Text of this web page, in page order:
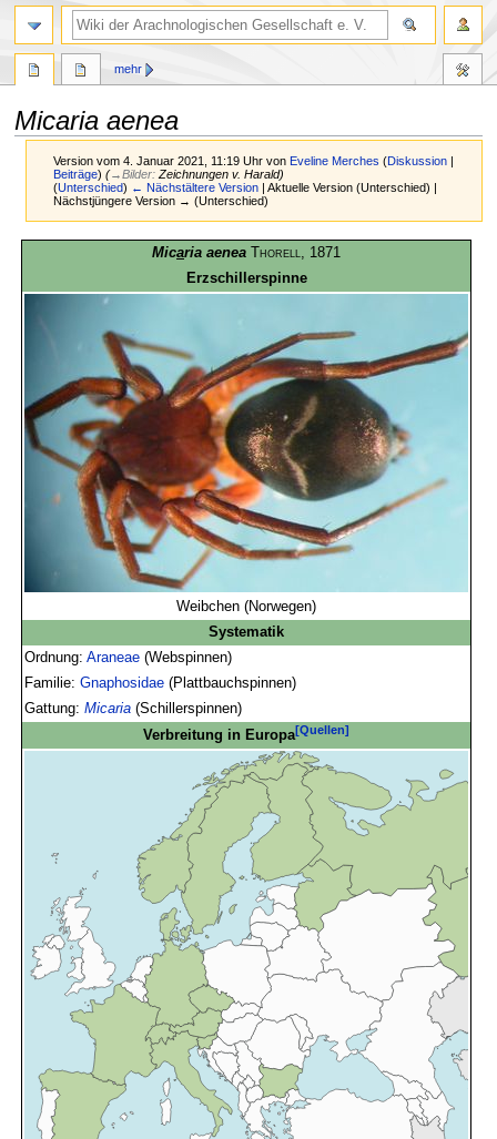
Micaria aenea
Version vom 4. Januar 2021, 11:19 Uhr vonEveline Merches (Diskussion |
Beiträge) (→Bilder:Zeichnungen v. Harald)
(Unterschied) ← Nächstältere Version | Aktuelle Version (Unterschied) |
Nächstjüngere Version → (Unterschied)
springen
springen
Micaria aenea Thorell, 1871
Erzschillerspinne
Weibchen (Norwegen)
Systematik
Ordnung:Araneae (Webspinnen)
Familie:Gnaphosidae (Plattbauchspinnen)
Gattung:Micaria (Schillerspinnen)
Verbreitung in Europa[Quellen]
mehr